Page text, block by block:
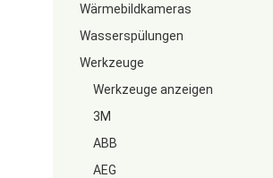
Wärmebildkameras
Wasserspülungen
Werkzeuge
Werkzeuge anzeigen
3M
ABB
AEG